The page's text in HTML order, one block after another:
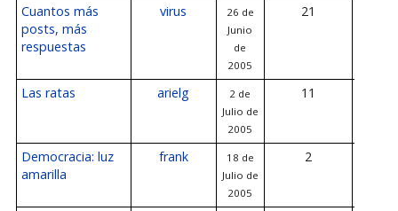
Cuantos más
posts, más
respuestas
virus
26 de
Junio
de
2005
21
Las ratas arielg
2 de
Julio de
2005
11
Democracia: luz
amarilla
frank
18 de
Julio de
2005
2